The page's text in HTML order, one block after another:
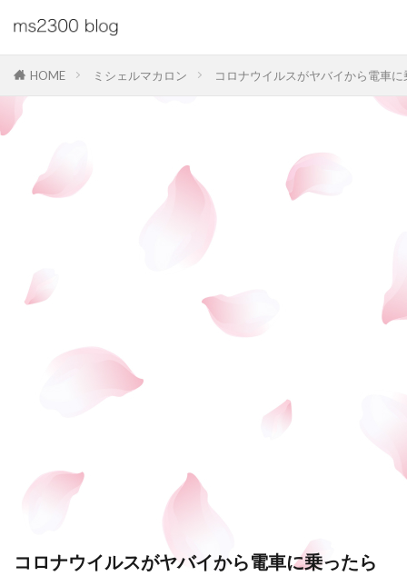
HOME ミシェルマカロン コロナウイルスがヤバイから電車
コロナウイルスがヤバイから電車に乗ったら